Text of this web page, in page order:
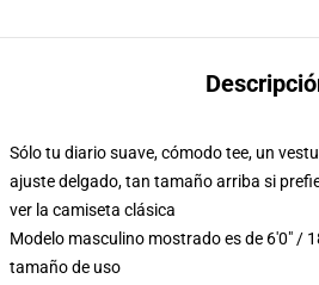
Sólo tu diario suave, cómodo tee, un
ajuste delgado, tan tamaño arriba si
ver la camiseta clásica
Modelo masculino mostrado es de 6'0" /
tamaño de uso